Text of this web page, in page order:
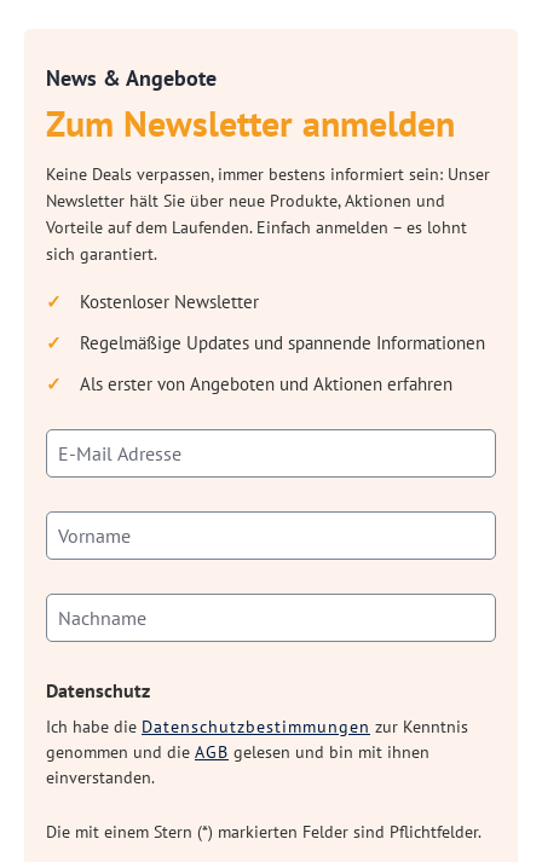
News & Angebote
Zum Newsletter anmelden
Keine Deals verpassen, immer bestens informiert sein: Unser
Newsletter hält Sie über neue Produkte, Aktionen und
Vorteile auf dem Laufenden. Einfach anmelden – es lohnt
sich garantiert.
Kostenloser Newsletter
Regelmäßige Updates und spannende Informationen
Als erster von Angeboten und Aktionen erfahren
Datenschutz
Ich habe die Datenschutzbestimmungen zur Kenntnis
genommen und die AGB gelesen und bin mit ihnen
einverstanden.
Die mit einem Stern (*) markierten Felder sind Pflichtfelder.